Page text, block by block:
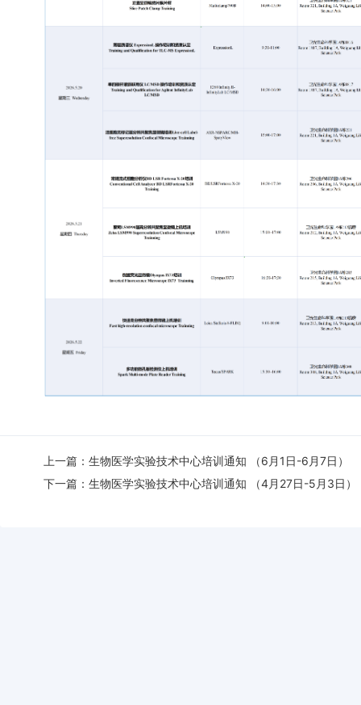
上一篇： 生物医学实验技术中心培训通知 （6月1日-6月7日）
下一篇： 生物医学实验技术中心培训通知 （4月27日-5月3日）